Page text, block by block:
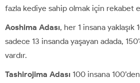
fazla kediye sahip olmak için rekabet
Aoshima Adası, her 1 insana yaklaşık
sadece 13 insanda yaşayan adada,
vardır.
Tashirojima Adası 100 insana